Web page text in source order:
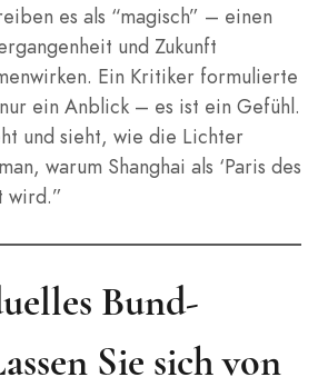
es als “magisch” – einen
und Zukunft
Ein Kritiker formulierte
ein Anblick – es ist ein Gefühl.
und sieht, wie die Lichter
warum Shanghai als ‘Paris des
wird.”
Bund-
Sie sich von